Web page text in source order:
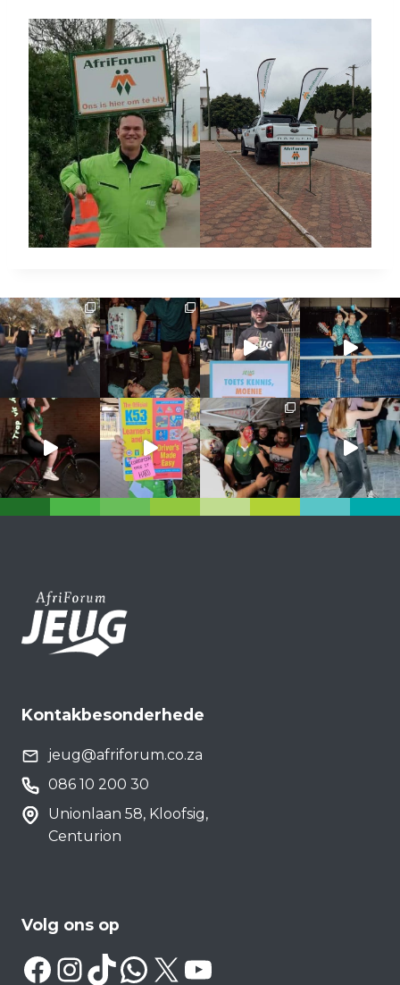
Kontakbesonderhede
jeug@afriforum.co.za
086 10 200 30
Unionlaan 58, Kloofsig,
Centurion
Volg ons op
Facebook
Instagram
TikTok
WhatsApp
X YouTube